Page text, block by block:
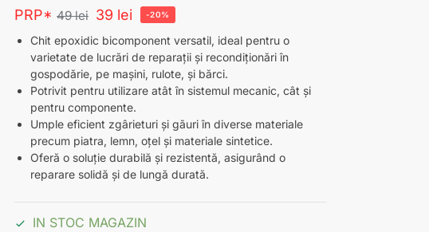
PRP*49lei 39 lei -20%
Chit epoxidic bicomponent versatil, ideal pentru o
varietate de lucrări de reparații și recondiționări în
gospodărie, pe mașini, rulote, și bărci.
Potrivit pentru utilizare atât în sistemul mecanic, cât și
pentru componente.
Umple eficient zgârieturi și găuri în diverse materiale
precum piatra, lemn, oțel și materiale sintetice.
Oferă o soluție durabilă și rezistentă, asigurând o
reparare solidă și de lungă durată.
IN STOC MAGAZIN